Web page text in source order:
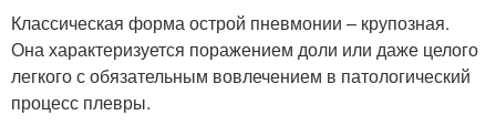
Классическая форма острой пневмонии – крупозная.
Она характеризуется поражением доли или даже целого
легкого с обязательным вовлечением в патологический
процесс плевры.